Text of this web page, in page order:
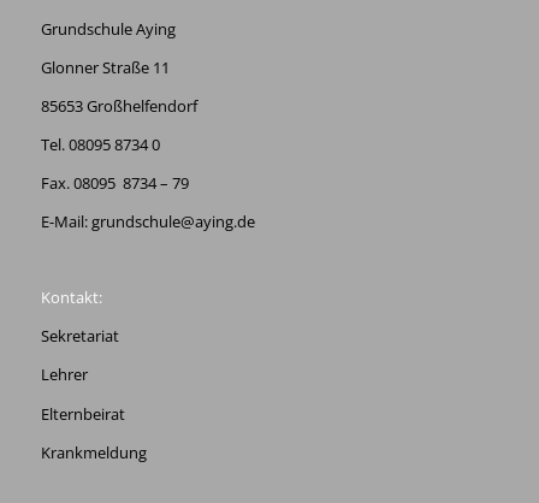
Grundschule Aying
Glonner Straße 11
85653 Großhelfendorf
Tel. 08095 8734 0
Fax. 08095 8734 – 79
E-Mail:grundschule@aying.de
Kontakt:
Sekretariat
Lehrer
Elternbeirat
Krankmeldung